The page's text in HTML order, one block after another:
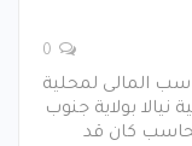
المالى لمحلية
نيالا بولاية جنوب
كان قد